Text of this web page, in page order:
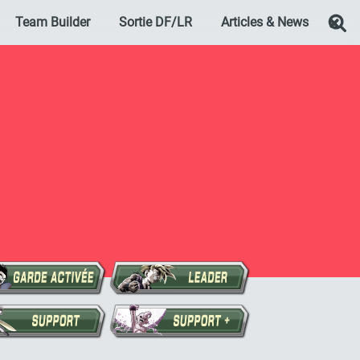
Team Builder Sortie DF/LR Articles & News